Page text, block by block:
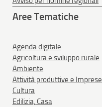
Aree Tematiche
Agenda digitale
Agricoltura e sviluppo rurale
Ambiente
Attività produttive e Imprese
Cultura
Edilizia, Casa